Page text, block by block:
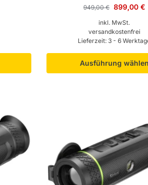
949,00€ 899,00 €
inkl. MwSt.
versandkostenfrei
Lieferzeit: 3 - 6
Ausführung wählen